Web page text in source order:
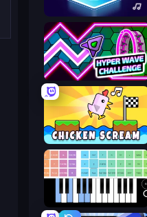
Tile Jumper 3D
Hyper Wave Challenge
Chicken Scream
Virtual Online Piano